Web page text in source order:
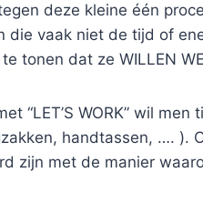
tegen deze kleine één
die vaak niet de tijd of
tonen dat ze WILLEN
“LET’S WORK” wil
handtassen, …. ).
zijn met de manier